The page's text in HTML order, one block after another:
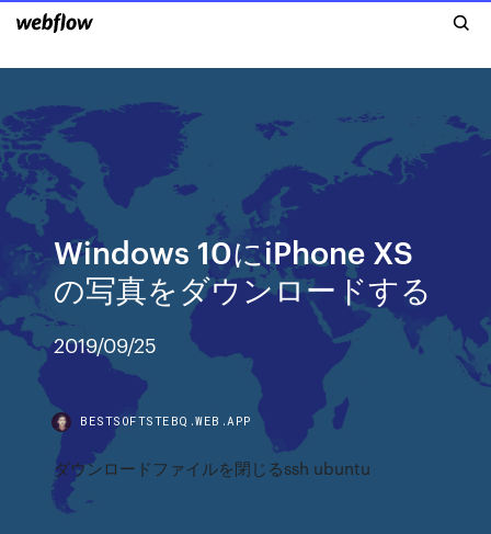
Windows 10にiPhone XS
の写真をダウンロードする
2019/09/25
BESTSOFTSTEBQ.WEB.APP
ダウンロードファイルを閉じるssh ubuntu